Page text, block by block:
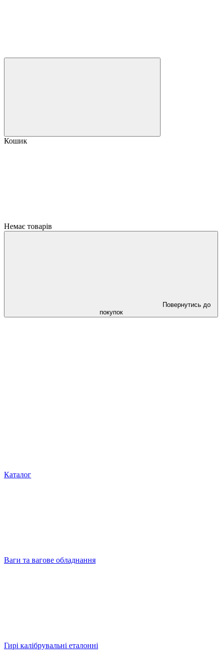
Кошик
Немає товарів
Повернутись до
покупок
Каталог
Ваги та вагове обладнання
Гирі калібрувальні еталонні